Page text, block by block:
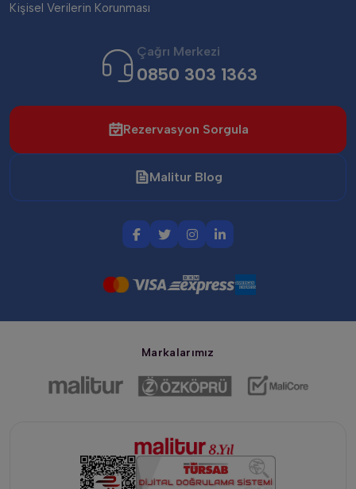
Kişisel Verilerin Korunması
Çağrı Merkezi
0850 303 1363
Rezervasyon Sorgula
Malitur Blog
Markalarımız